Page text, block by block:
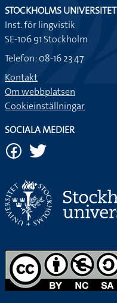
STOCKHOLMS UNIVERSITET
Inst. för lingvistik
SE-106 91 Stockholm
Telefon: 08-16 23 47
Kontakt
Om webbplatsen
Cookieinställningar
SOCIALA MEDIER